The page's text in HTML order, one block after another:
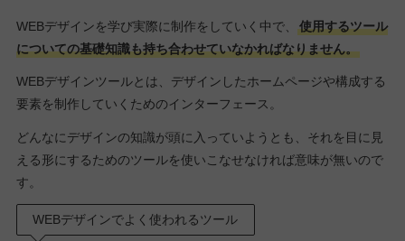
WEBデザインを学び実際に制作をしていく中で、
使用するツール
についての基礎知識も持ち合わせていなかればなりません。
WEBデザインツールとは、デザインしたホームページや構成する
要素を制作していくためのインターフェース。
どんなにデザインの知識が頭に入っていようとも、それを目に見
える形にするためのツールを使いこなせなければ意味が無いので
す。
WEBデザインでよく使われるツール